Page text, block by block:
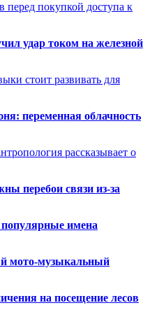
перед покупкой доступа к
удар током на железной
стоит развивать для
переменная облачность
рассказывает о
перебои связи из-за
имена
мото-музыкальный
на посещение лесов